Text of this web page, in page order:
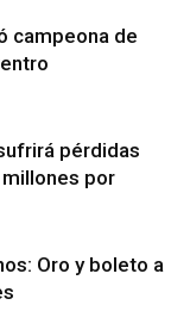
campeona de
pérdidas
millones por
Oro y boleto a